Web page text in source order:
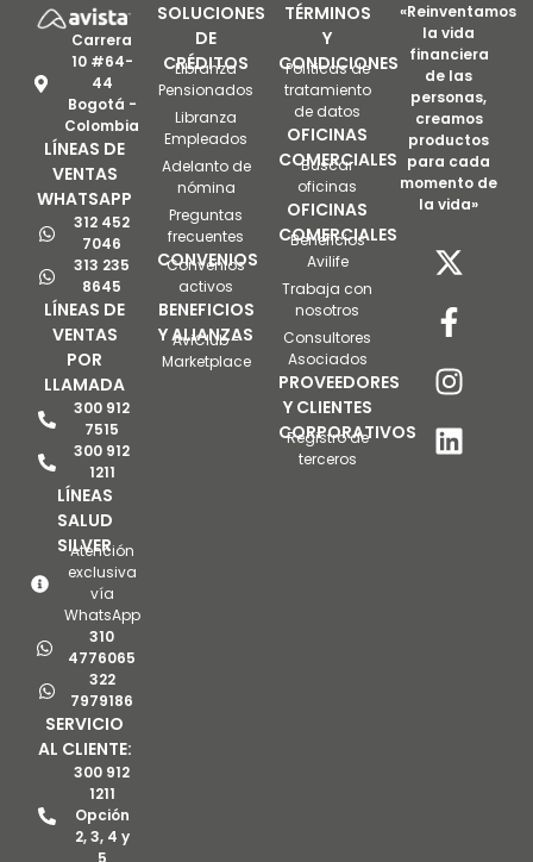
Carrera
10 #64-
44
Bogotá -
Colombia
LÍNEAS DE
VENTAS
WHATSAPP
312 452
7046
313 235
8645
LÍNEAS DE
VENTAS
POR
LLAMADA
300 912
7515
300 912
1211
LÍNEAS
SALUD
SILVER
Atención
exclusiva
vía
WhatsApp
310
4776065
322
7979186
SERVICIO
AL CLIENTE:
300 912
1211
Opción
2, 3, 4 y
SOLUCIONES
DE
CRÉDITOS
Libranza
Pensionados
Libranza
Empleados
Adelanto de
nómina
Preguntas
frecuentes
CONVENIOS
Convenios
activos
BENEFICIOS
Y ALIANZAS
AviClub -
Marketplace
TÉRMINOS
Y
CONDICIONES
Políticas de
tratamiento
de datos
OFICINAS
COMERCIALES
Buscar
oficinas
OFICINAS
COMERCIALES
Beneficios
Avilife
Trabaja con
nosotros
Consultores
Asociados
PROVEEDORES
Y CLIENTES
CORPORATIVOS
Registro de
terceros
«Reinventamos
la vida
financiera
de las
personas,
creamos
productos
para cada
momento de
la vida»